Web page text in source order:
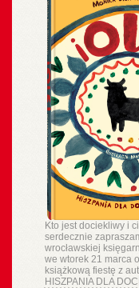
Kto jest dociekliwy i
serdecznie
wrocławskiej
we wtorek 21 marca
książkową fiestę z
HISZPANIA DLA